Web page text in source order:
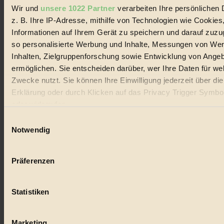
Wir und unsere 1022 Partner verarbeiten Ihre persönlichen
z. B. Ihre IP-Adresse, mithilfe von Technologien wie
Informationen auf Ihrem Gerät zu speichern und darauf
so personalisierte Werbung und Inhalte, Messungen von
Inhalten, Zielgruppenforschung sowie Entwicklung von
ermöglichen. Sie entscheiden darüber, wer Ihre Daten für
Zwecke nutzt. Sie können Ihre Einwilligung jederzeit über
Erklärung oder durch Klicken auf das Privacy Trigger
Wenn Sie es erlauben, würden wir auch gerne:
Ihr Gerät durch aktives Scannen nach bestimmten
Erfahren Sie mehr darüber, wie Ihre persönlichen Daten
Notwendig
Präferenzen
Statistiken
Lebensmittel
Natur
Essen